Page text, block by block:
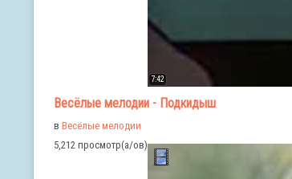
7:42
Весёлые мелодии - Подкидыш
в Весёлые мелодии
5,212 просмотр(а/ов)